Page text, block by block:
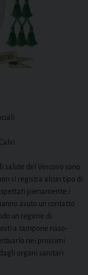
salute del Vescovo sono
si registra alcun tipo di
pienamente i
avuto un contatto
un regime di
a tampone naso-
nei prossimi
organi sanitari